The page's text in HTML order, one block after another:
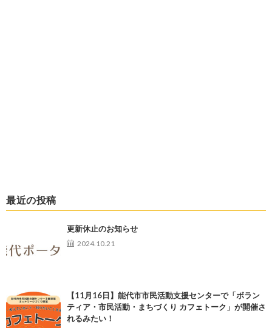
最近の投稿
更新休止のお知らせ
2024.10.21
【11月16日】能代市市民活動支援センターで「ボラン
ティア・市民活動・まちづくり カフェトーク」が開催さ
れるみたい！